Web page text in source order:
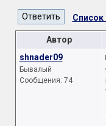
Автор
shnader09
Бывалый
Сообщения: 74